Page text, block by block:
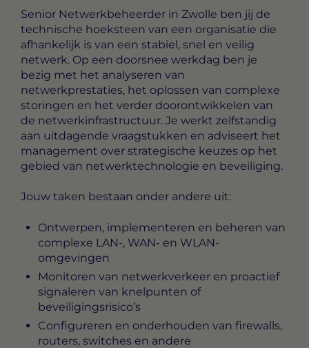
Senior Netwerkbeheerder in Zwolle ben jij de
technische hoeksteen van een organisatie die
afhankelijk is van een stabiel, snel en veilig
netwerk. Op een doorsnee werkdag ben je
bezig met het analyseren van
netwerkprestaties, het oplossen van complexe
storingen en het verder doorontwikkelen van
de netwerkinfrastructuur. Je werkt zelfstandig
aan uitdagende vraagstukken en adviseert het
management over strategische keuzes op het
gebied van netwerktechnologie en beveiliging.
Jouw taken bestaan onder andere uit:
Ontwerpen, implementeren en beheren van
complexe LAN-, WAN- en WLAN-
omgevingen
Monitoren van netwerkverkeer en proactief
signaleren van knelpunten of
beveiligingsrisico’s
Configureren en onderhouden van firewalls,
routers, switches en andere